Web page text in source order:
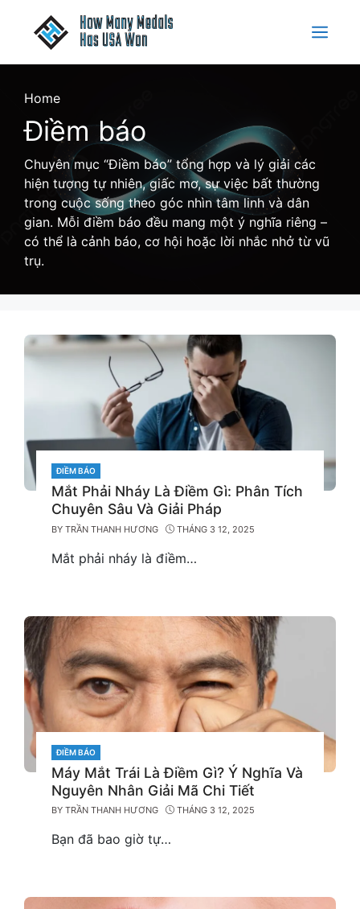
content
Menu
Home
Điềm báo
Chuyên mục “Điềm báo” tổng hợp và lý giải các
hiện tượng tự nhiên, giấc mơ, sự việc bất thường
trong cuộc sống theo góc nhìn tâm linh và dân
gian. Mỗi điềm báo đều mang một ý nghĩa riêng –
có thể là cảnh báo, cơ hội hoặc lời nhắc nhở từ vũ
trụ.
CATEGORIES
ĐIỀM BÁO
Mắt Phải Nháy Là Điềm Gì: Phân Tích
Chuyên Sâu Và Giải Pháp
BYTRẦN THANH HƯƠNG THÁNG 3 12, 2025
Mắt phải nháy là điềm…
CATEGORIES
ĐIỀM BÁO
Máy Mắt Trái Là Điềm Gì? Ý Nghĩa Và
Nguyên Nhân Giải Mã Chi Tiết
BYTRẦN THANH HƯƠNG THÁNG 3 12, 2025
Bạn đã bao giờ tự…